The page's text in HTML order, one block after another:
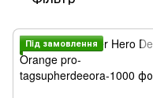
Пiд замовлення